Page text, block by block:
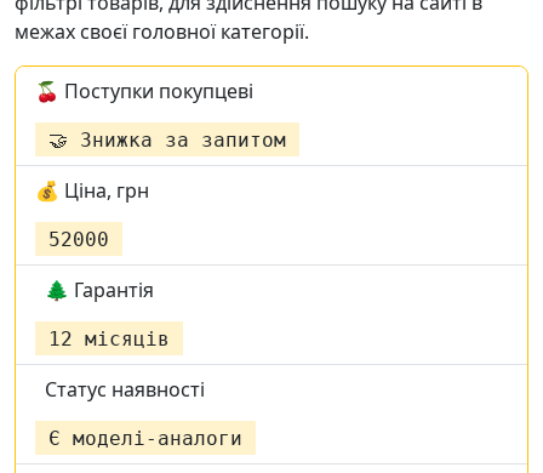
межах своєї головної категорії.
🍒 Поступки покупцеві
🤝 Знижка за запитом
💰 Ціна, грн
52000
🌲 Гарантія
12 місяців
Статус наявності
Є моделі-аналоги